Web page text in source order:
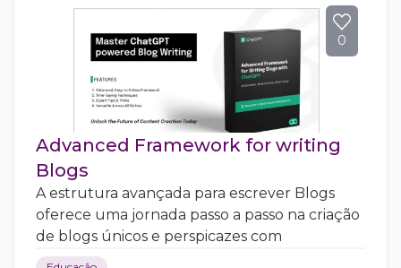
0
Advanced Framework for writing
Blogs
A estrutura avançada para escrever Blogs
oferece uma jornada passo a passo na criação
de blogs únicos e perspicazes com